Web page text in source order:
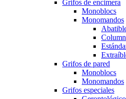
Grifos de encimera
Monoblocs
Monomandos
Grifos de pared
Monoblocs
Monomandos
Grifos especiales